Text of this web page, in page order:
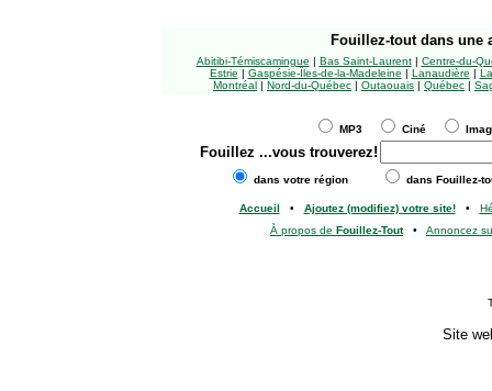
Fouillez-tout dans une
Abitibi-Témiscamingue | Bas Saint-Laurent| Centre-du-
Estrie | Gaspésie-Îles-de-la-Madeleine | Lanaudière |
Montréal | Nord-du-Québec | Outaouais | Québec |
MP3 Ciné
Fouillez ...vous trouverez!
dans votre région dans Fouillez-
Accueil • Ajoutez (modifiez) votre site!•
À propos de Fouillez-Tout• Annoncez
Site